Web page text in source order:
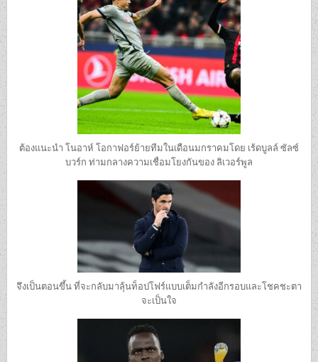
ต้องแนะนํา โนอาห์ โอกาฟอร์ย้ายทีมในเดือนมกราคมโดย เร้ดบูลล์ ซัลซ์
บวร์ก ท่ามกลางความเชื่อมโยงกันของ ลิเวอร์พูล
จึงเป็นตอนขึ้น ที่จะกลับมาลุ้นท็อปโฟร์แบบเต็มกำลังอีกรอบและโชคชะตา
จะเป็นใจ